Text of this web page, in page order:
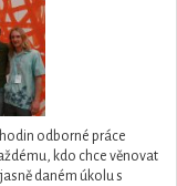
odborné práce
kdo chce věnovat
daném úkolu s